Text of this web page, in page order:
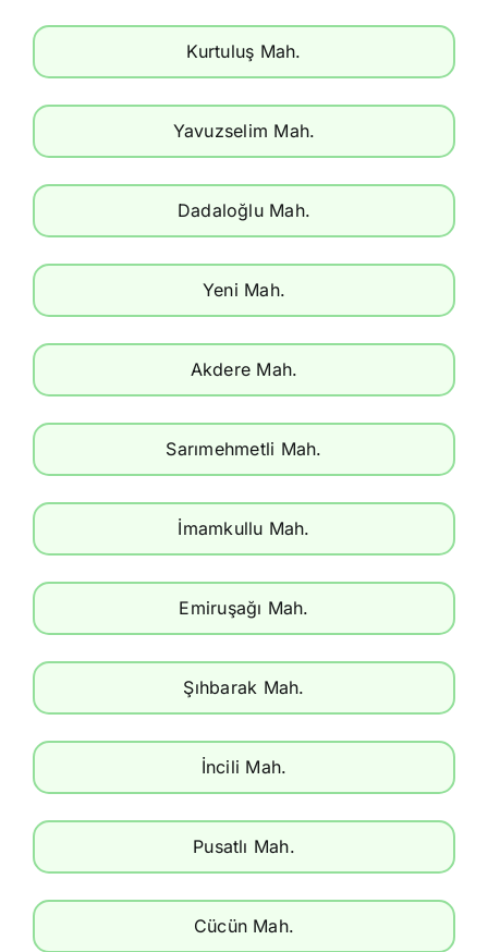
Kurtuluş Mah.
Yavuzselim Mah.
Dadaloğlu Mah.
Yeni Mah.
Akdere Mah.
Sarımehmetli Mah.
İmamkullu Mah.
Emiruşağı Mah.
Şıhbarak Mah.
İncili Mah.
Pusatlı Mah.
Cücün Mah.